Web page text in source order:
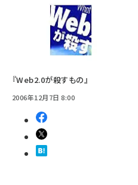
『Web2.0が殺すもの』
2006年12月7日 8:00